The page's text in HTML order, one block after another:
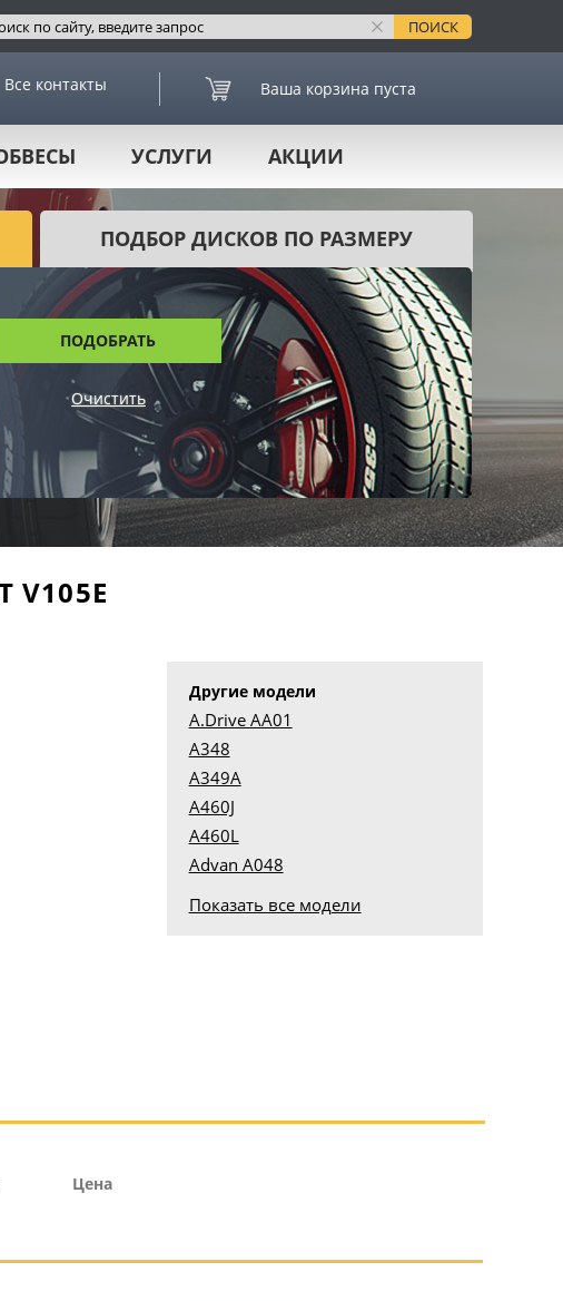
Все контакты Ваша корзина пуста
УСЛУГИ АКЦИИ
ПОДБОР ДИСКОВ ПО РАЗМЕРУ
ПОДОБРАТЬ
V105E
Другие модели
A.Drive AA01
A348
A349A
A460J
A460L
Advan A048
Показать все модели
Цена